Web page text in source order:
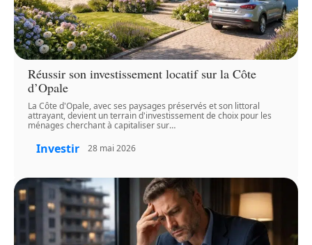
Réussir son investissement locatif sur la Côte
d’Opale
La Côte d'Opale, avec ses paysages préservés et son littoral
attrayant, devient un terrain d'investissement de choix pour les
ménages cherchant à capitaliser sur…
Investir 28 mai 2026